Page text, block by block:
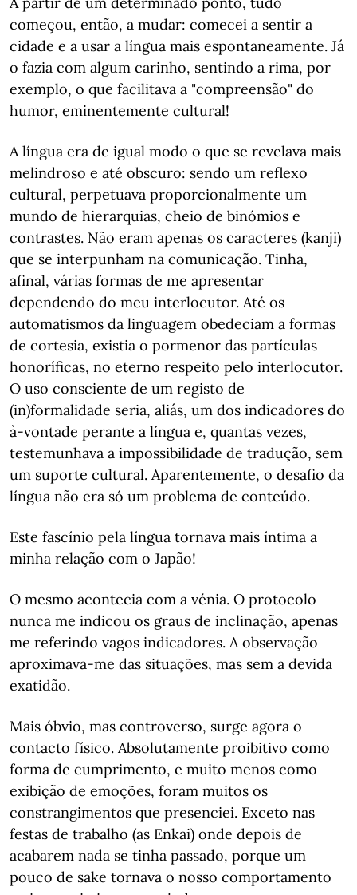
começou, então, a mudar: comecei a sentir a
cidade e a usar a língua mais espontaneamente. Já
o fazia com algum carinho, sentindo a rima, por
exemplo, o que facilitava a "compreensão" do
humor, eminentemente cultural!
A língua era de igual modo o que se revelava mais
melindroso e até obscuro: sendo um reflexo
cultural, perpetuava proporcionalmente um
mundo de hierarquias, cheio de binómios e
contrastes. Não eram apenas os caracteres (kanji)
que se interpunham na comunicação. Tinha,
afinal, várias formas de me apresentar
dependendo do meu interlocutor. Até os
automatismos da linguagem obedeciam a formas
de cortesia, existia o pormenor das partículas
honoríficas, no eterno respeito pelo interlocutor.
O uso consciente de um registo de
(in)formalidade seria, aliás, um dos indicadores do
à-vontade perante a língua e, quantas vezes,
testemunhava a impossibilidade de tradução, sem
um suporte cultural. Aparentemente, o desafio da
língua não era só um problema de conteúdo.
Este fascínio pela língua tornava mais íntima a
minha relação com o Japão!
O mesmo acontecia com a vénia. O protocolo
nunca me indicou os graus de inclinação, apenas
me referindo vagos indicadores. A observação
aproximava-me das situações, mas sem a devida
exatidão.
Mais óbvio, mas controverso, surge agora o
contacto físico. Absolutamente proibitivo como
forma de cumprimento, e muito menos como
exibição de emoções, foram muitos os
constrangimentos que presenciei. Exceto nas
festas de trabalho (as Enkai) onde depois de
acabarem nada se tinha passado, porque um
pouco de sake tornava o nosso comportamento